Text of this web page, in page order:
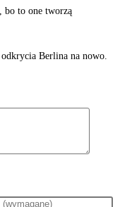
bo to one tworzą
Berlina na nowo.